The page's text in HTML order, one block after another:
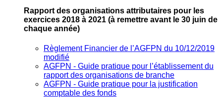
Rapport des organisations attributaires pour les
exercices 2018 à 2021 (à remettre avant le 30 juin de
chaque année)
Règlement Financier de l’AGFPN du 10/12/2019
modifié
AGFPN ‐ Guide pratique pour l’établissement du
rapport des organisations de branche
AGFPN ‐ Guide pratique pour la justification
comptable des fonds